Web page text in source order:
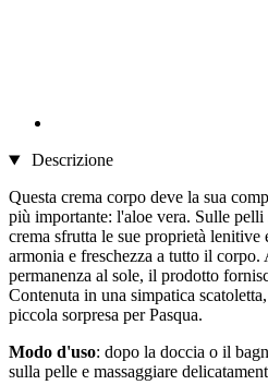
Descrizione
Questa crema corpo deve la sua
più importante: l'aloe vera. Sulle pelli
crema sfrutta le sue proprietà
armonia e freschezza a tutto il
permanenza al sole, il prodotto
Contenuta in una simpatica
piccola sorpresa per Pasqua.
Modo d'uso: dopo la doccia o il
sulla pelle e massaggiare